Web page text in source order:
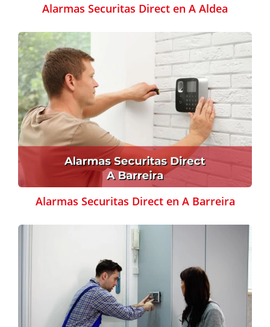
Alarmas Securitas Direct en A Aldea
Alarmas Securitas Direct en A Barreira